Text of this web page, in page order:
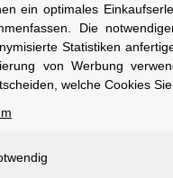
die eine leichte und
ein optimales
Die
Statistiken
von Werbung
welche Cookies Sie